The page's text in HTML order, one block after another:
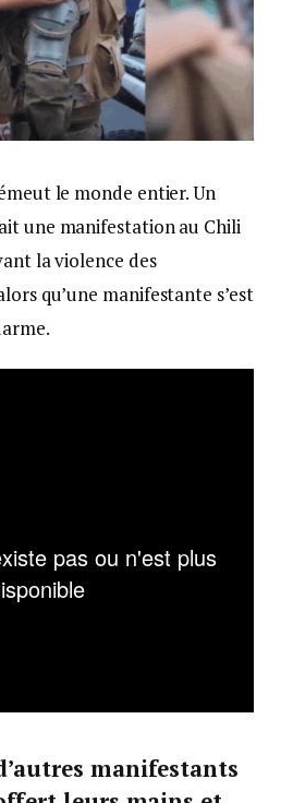
le monde entier. Un
une manifestation au Chili
la violence des
qu’une manifestante s’est
manifestants